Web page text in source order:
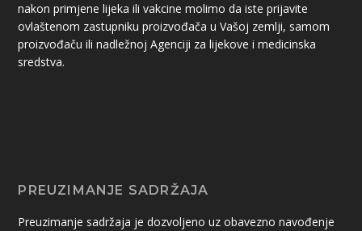
nakon primjene lijeka ili vakcine molimo da iste prijavite
ovlaštenom zastupniku proizvođača u Vašoj zemlji, samom
proizvođaču ili nadležnoj Agenciji za lijekove i medicinska
sredstva.
PREUZIMANJE SADRŽAJA
Preuzimanje sadržaja je dozvoljeno uz obavezno navođenje